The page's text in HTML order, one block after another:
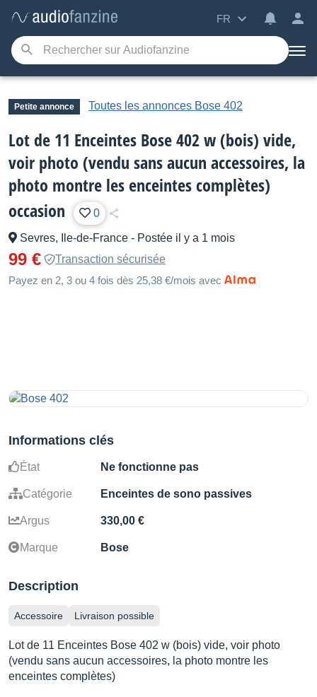
FR
Petite annonce Toutes les annonces Bose 402
Lot de 11 Enceintes Bose 402 w (bois) vide,
voir photo (vendu sans aucun accessoires, la
photo montre les enceintes complètes)
occasion
0
Sevres, Ile-de-France - Postée il y a 1 mois
99 €
Transaction sécurisée
Payez en 2, 3 ou 4 fois dès 25,38 €/mois avec
Informations clés
État Ne fonctionne pas
Catégorie Enceintes de sono passives
Argus 330,00 €
Marque Bose
Description
Accessoire Livraison possible
Lot de 11 Enceintes Bose 402 w (bois) vide, voir photo
(vendu sans aucun accessoires, la photo montre les
enceintes complètes)